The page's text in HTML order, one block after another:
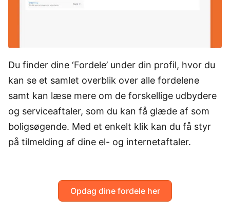
Du finder dine ‘Fordele’ under din profil, hvor du
kan se et samlet overblik over alle fordelene
samt kan læse mere om de forskellige udbydere
og serviceaftaler, som du kan få glæde af som
boligsøgende. Med et enkelt klik kan du få styr
på tilmelding af dine el- og internetaftaler.
Opdag dine fordele her